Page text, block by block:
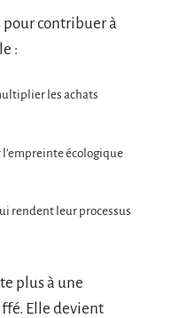
pour contribuer à
:
les achats
écologique
rendent leur processus
plus à une
Elle devient